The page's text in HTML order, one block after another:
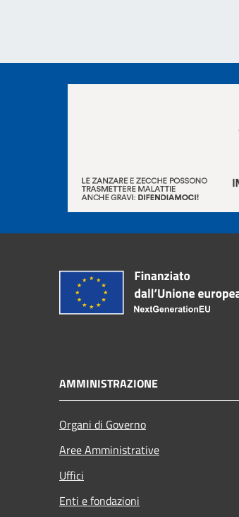
AMMINISTRAZIONE
Organi di Governo
Aree Amministrative
Uffici
Enti e fondazioni